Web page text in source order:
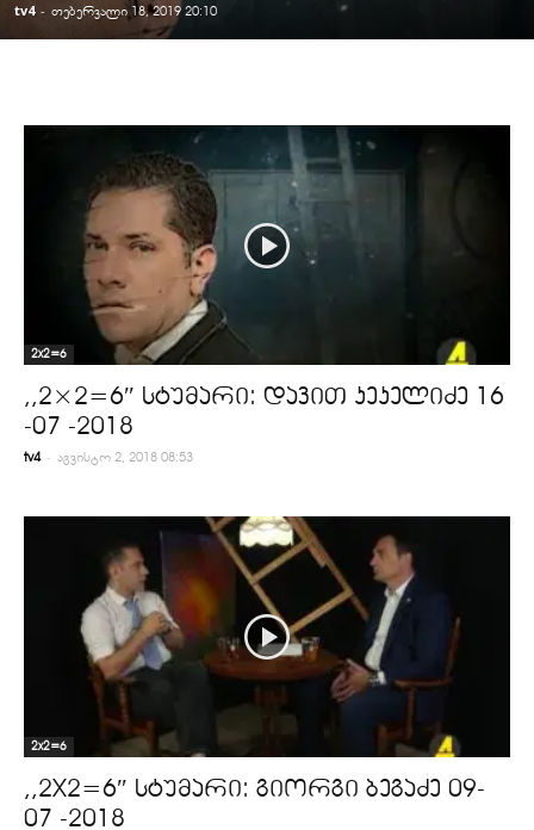
tv4 - თებერვალი 18, 2019 20:10
2x2=6
,,2×2=6″ სტუმარი: დავით კეკელიძე 16
-07 -2018
tv4 - აგვისტო 2, 2018 08:53
2x2=6
,,2X2=6″ სტუმარი: გიორგი ბეგაძე 09-
07 -2018